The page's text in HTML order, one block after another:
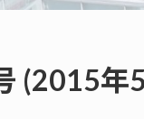
(2015年5